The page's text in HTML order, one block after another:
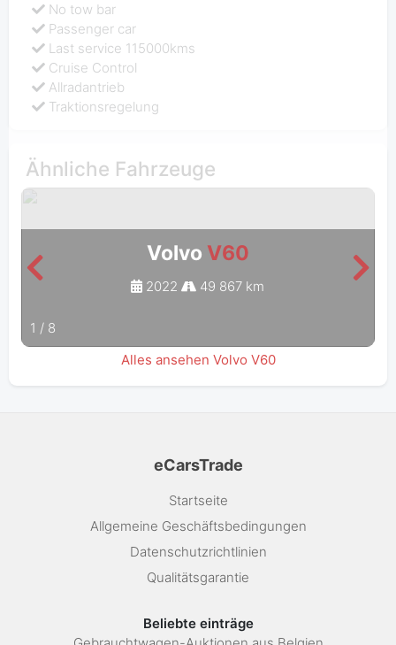
No tow bar
Passenger car
Last service 115000kms
Cruise Control
Allradantrieb
Traktionsregelung
Ähnliche Fahrzeuge
Volvo V60
2022 49 867 km
1 / 8
Alles ansehen Volvo V60
eCarsTrade
Startseite
Allgemeine Geschäftsbedingungen
Datenschutzrichtlinien
Qualitätsgarantie
Beliebte einträge